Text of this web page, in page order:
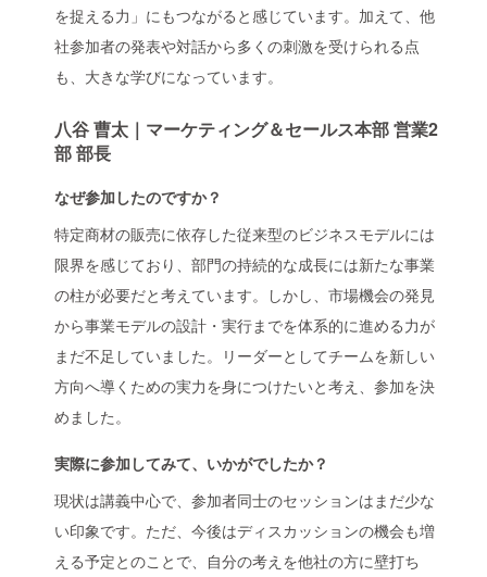
を捉える力」にもつながると感じています。加えて、他
社参加者の発表や対話から多くの刺激を受けられる点
も、大きな学びになっています。
八谷 曹太｜マーケティング＆セールス本部 営業2
部 部長
なぜ参加したのですか？
特定商材の販売に依存した従来型のビジネスモデルには
限界を感じており、部門の持続的な成長には新たな事業
の柱が必要だと考えています。しかし、市場機会の発見
から事業モデルの設計・実行までを体系的に進める力が
まだ不足していました。リーダーとしてチームを新しい
方向へ導くための実力を身につけたいと考え、参加を決
めました。
実際に参加してみて、いかがでしたか？
現状は講義中心で、参加者同士のセッションはまだ少な
い印象です。ただ、今後はディスカッションの機会も増
える予定とのことで、自分の考えを他社の方に壁打ち